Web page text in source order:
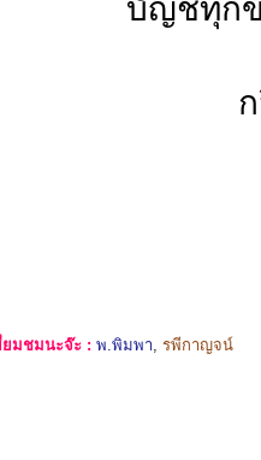
บัญชีทุกข์
มชมนะจ๊ะ : พ.พิมพา,รพีกาญจน์